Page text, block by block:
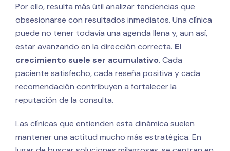
Por ello, resulta más útil analizar tendencias que
obsesionarse con resultados inmediatos. Una clínica
puede no tener todavía una agenda llena y, aun así,
estar avanzando en la dirección correcta. El
crecimiento suele ser acumulativo. Cada
paciente satisfecho, cada reseña positiva y cada
recomendación contribuyen a fortalecer la
reputación de la consulta.
Las clínicas que entienden esta dinámica suelen
mantener una actitud mucho más estratégica. En